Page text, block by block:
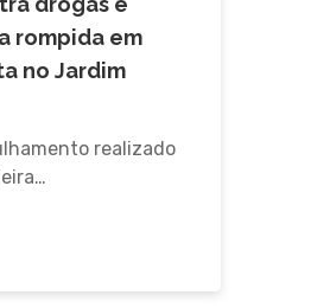
rompida em
no Jardim
realizado